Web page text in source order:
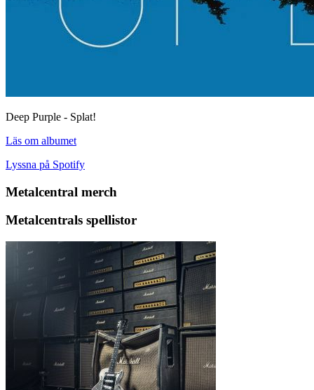
Deep Purple - Splat!
Läs om albumet
Lyssna på Spotify
Metalcentral merch
Metalcentrals spellistor